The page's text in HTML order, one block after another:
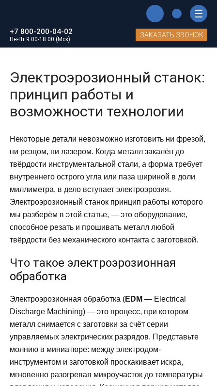
+7 800-200-04-02
Пн-Пт 9.00-18.00 (Мск)
ЗАКАЗАТЬ ЗВОНОК
Электроэрозионный станок: принцип работы и возможности
технологии
Электроэрозионный станок:
принцип работы и
возможности технологии
Некоторые детали невозможно изготовить ни фрезой,
ни резцом, ни лазером. Когда металл закалён до
твёрдости инструментальной стали, а форма требует
внутреннего острого угла или паза шириной в доли
миллиметра, в дело вступает электроэрозия.
Электроэрозионный станок принцип работы которого
мы разберём в этой статье, — это оборудование,
способное резать и прошивать металл любой
твёрдости без механического контакта с заготовкой.
Что такое электроэрозионная
обработка
Электроэрозионная обработка (EDM — Electrical
Discharge Machining) — это процесс, при котором
металл снимается с заготовки за счёт серии
управляемых электрических разрядов. Представьте
молнию в миниатюре: между электродом-
инструментом и заготовкой проскакивает искра,
мгновенно разогревая микроучасток до температуры